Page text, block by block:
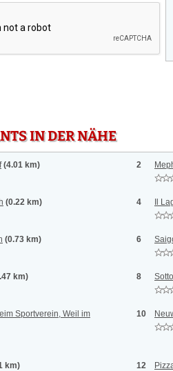
IN DER NÄHE
(4.01 km) 2
(0.22 km) 4 Il
(0.73 km) 6
km) 8
Sportverein, Weil im
10
km) 12